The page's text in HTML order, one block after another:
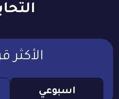
الأكثر
اسبوعي